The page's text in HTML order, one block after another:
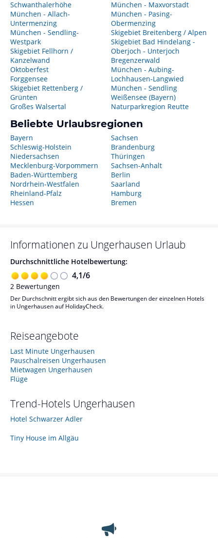
Schwanthalerhöhe
München - Allach-
Untermenzing
München - Sendling-
Westpark
Skigebiet Fellhorn /
Kanzelwand
Oktoberfest
Forggensee
Skigebiet Rettenberg /
Grünten
Großes Walsertal
München - Maxvorstadt
München - Pasing-
Obermenzing
Skigebiet Breitenberg / Alpen
Skigebiet Bad Hindelang -
Oberjoch - Unterjoch
Bregenzerwald
München - Aubing-
Lochhausen-Langwied
München - Sendling
Weißensee (Bayern)
Naturparkregion Reutte
Beliebte Urlaubsregionen
Bayern
Schleswig-Holstein
Niedersachsen
Mecklenburg-Vorpommern
Baden-Württemberg
Nordrhein-Westfalen
Rheinland-Pfalz
Hessen
Sachsen
Brandenburg
Thüringen
Sachsen-Anhalt
Berlin
Saarland
Hamburg
Bremen
Informationen zu Ungerhausen Urlaub
Durchschnittliche Hotelbewertung:
4,1/6
2 Bewertungen
Der Durchschnitt ergibt sich aus den Bewertungen der einzelnen Hotels
in Ungerhausen auf HolidayCheck.
Reiseangebote
Last Minute Ungerhausen
Pauschalreisen Ungerhausen
Mietwagen Ungerhausen
Flüge
Trend-Hotels Ungerhausen
Hotel Schwarzer Adler
Tiny House im Allgäu